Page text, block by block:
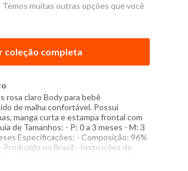
muitas outras opções que você
coleção completa
rosa claro Body para bebê
de malha confortável. Possui
manga curta e estampa frontal com
de Tamanhos: - P: 0 a 3 meses - M: 3
Especificações: - Composição: 96%
Produzido no Brasil - Instruções de
a mão Não usar alvejante a base de